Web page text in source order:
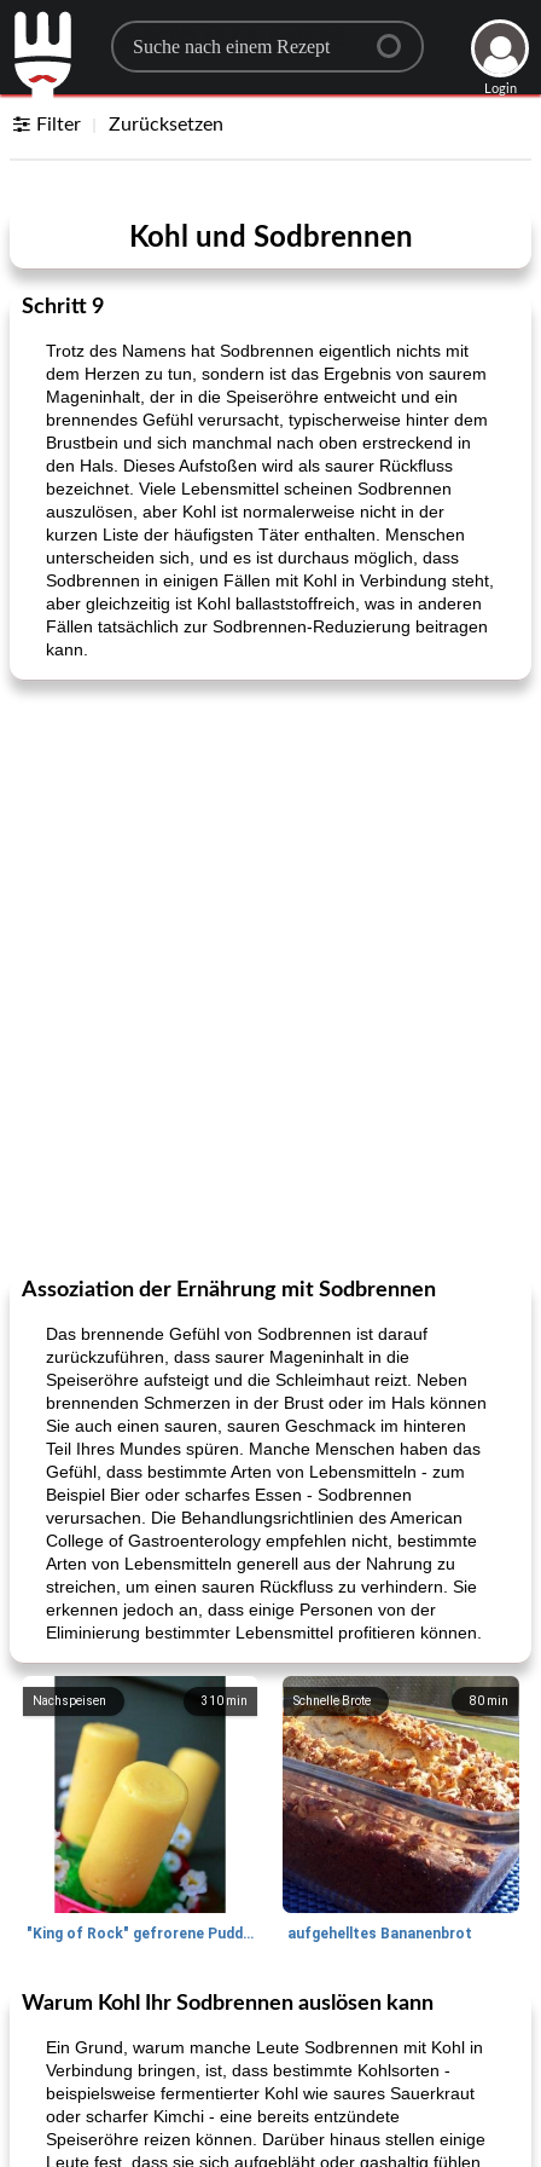
Search for a recipe
Login
Filter Zurücksetzen
Kohl und Sodbrennen
Schritt 9
Trotz des Namens hat Sodbrennen eigentlich nichts mit
dem Herzen zu tun, sondern ist das Ergebnis von saurem
Mageninhalt, der in die Speiseröhre entweicht und ein
brennendes Gefühl verursacht, typischerweise hinter dem
Brustbein und sich manchmal nach oben erstreckend in
den Hals. Dieses Aufstoßen wird als saurer Rückfluss
bezeichnet. Viele Lebensmittel scheinen Sodbrennen
auszulösen, aber Kohl ist normalerweise nicht in der
kurzen Liste der häufigsten Täter enthalten. Menschen
unterscheiden sich, und es ist durchaus möglich, dass
Sodbrennen in einigen Fällen mit Kohl in Verbindung steht,
aber gleichzeitig ist Kohl ballaststoffreich, was in anderen
Fällen tatsächlich zur Sodbrennen-Reduzierung beitragen
kann.
Assoziation der Ernährung mit Sodbrennen
Das brennende Gefühl von Sodbrennen ist darauf
zurückzuführen, dass saurer Mageninhalt in die
Speiseröhre aufsteigt und die Schleimhaut reizt. Neben
brennenden Schmerzen in der Brust oder im Hals können
Sie auch einen sauren, sauren Geschmack im hinteren
Teil Ihres Mundes spüren. Manche Menschen haben das
Gefühl, dass bestimmte Arten von Lebensmitteln - zum
Beispiel Bier oder scharfes Essen - Sodbrennen
verursachen. Die Behandlungsrichtlinien des American
College of Gastroenterology empfehlen nicht, bestimmte
Arten von Lebensmitteln generell aus der Nahrung zu
streichen, um einen sauren Rückfluss zu verhindern. Sie
erkennen jedoch an, dass einige Personen von der
Eliminierung bestimmter Lebensmittel profitieren können.
310 min
Nachspeisen
"King of Rock" gefrorene Pudding Pops
80 min
Schnelle Brote
aufgehelltes Bananenbrot
27min
Mittagessen / Snacks Potluck Desserts
Warum Kohl Ihr Sodbrennen auslösen kann
Ein Grund, warum manche Leute Sodbrennen mit Kohl in
Verbindung bringen, ist, dass bestimmte Kohlsorten -
beispielsweise fermentierter Kohl wie saures Sauerkraut
oder scharfer Kimchi - eine bereits entzündete
Speiseröhre reizen können. Darüber hinaus stellen einige
Leute fest, dass sie sich aufgebläht oder gashaltig fühlen,